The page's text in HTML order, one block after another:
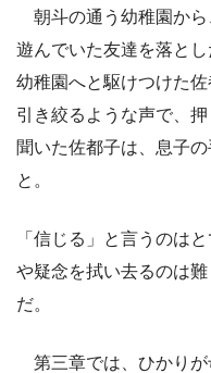
朝斗の通う幼稚園から
遊んでいた友達を落と
幼稚園へと駆けつけた
引き絞るような声で、
聞いた佐都子は、息子
と。
「信じる」と言うのは
や疑念を拭い去るのは
だ。
第三章では、ひかりが